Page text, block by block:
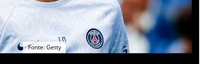
Fonte: Getty